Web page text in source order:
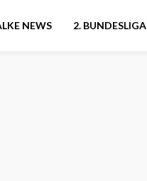
NEWS 2. BUNDESLIGA